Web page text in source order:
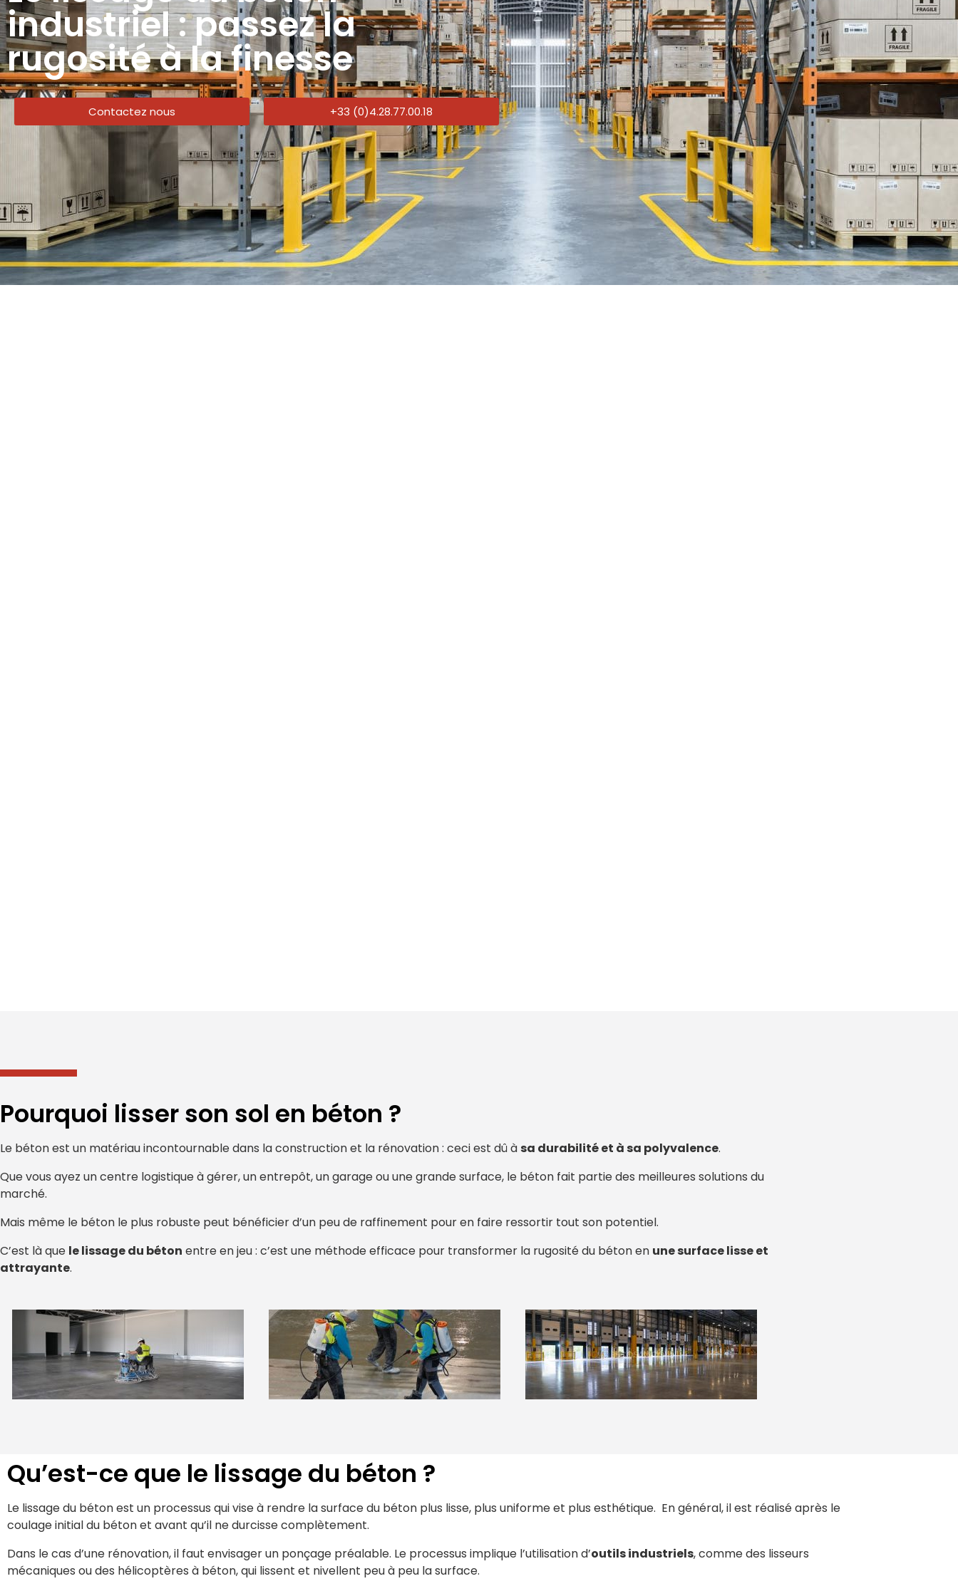
industriel : passez la
rugosité à la finesse
Contactez nous +33 (0)4.28.77.00.18
Pourquoi lisser son sol en béton ?
Le béton est un matériau incontournable dans la construction et la rénovation : ceci est dû à sa durabilité et à sa polyvalence.
Que vous ayez un centre logistique à gérer, un entrepôt, un garage ou une grande surface, le béton fait partie des meilleures solutions du
marché.
Mais même le béton le plus robuste peut bénéficier d’un peu de raffinement pour en faire ressortir tout son potentiel.
C’est là que le lissage du béton entre en jeu : c’est une méthode efficace pour transformer la rugosité du béton en une surface lisse et
attrayante.
Qu’est-ce que le lissage du béton ?
Le lissage du béton est un processus qui vise à rendre la surface du béton plus lisse, plus uniforme et plus esthétique. En général, il est réalisé après le
coulage initial du béton et avant qu’il ne durcisse complètement.
Dans le cas d’une rénovation, il faut envisager un ponçage préalable. Le processus implique l’utilisation d’outils industriels, comme des lisseurs
mécaniques ou des hélicoptères à béton, qui lissent et nivellent peu à peu la surface.